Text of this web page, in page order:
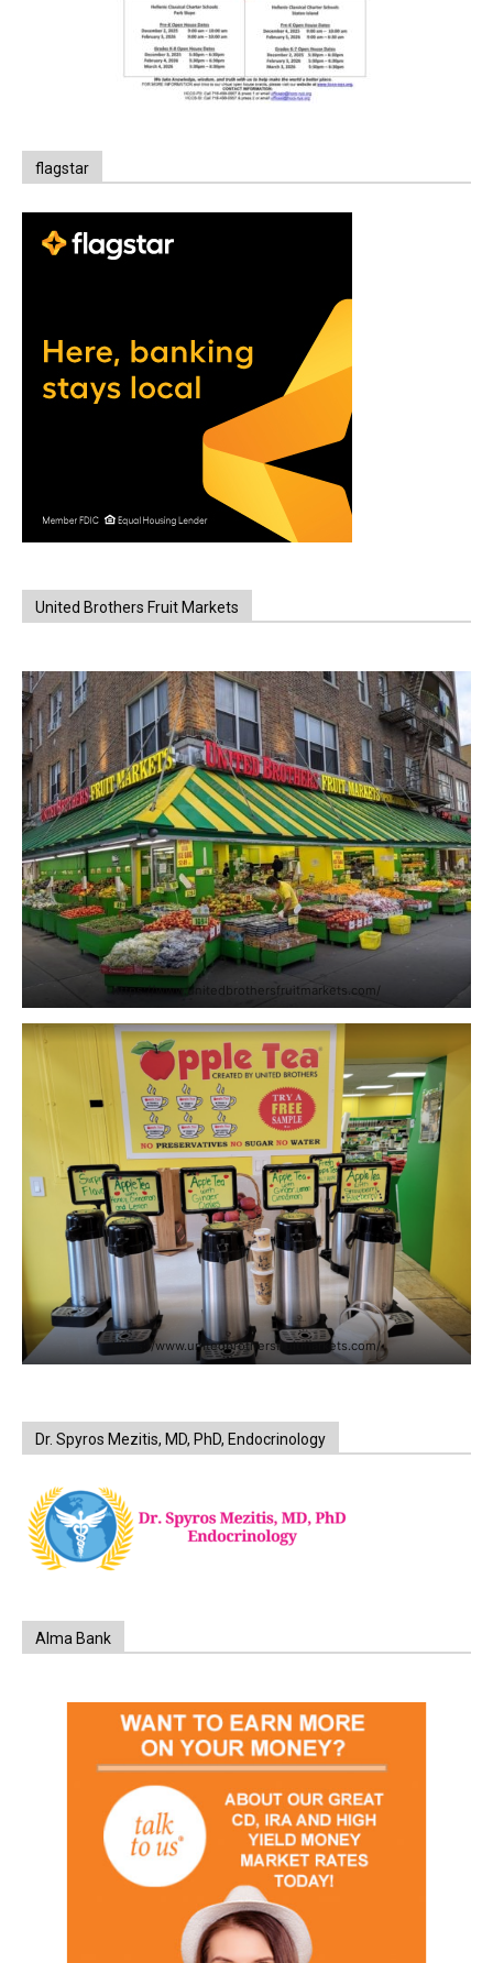
flagstar
United Brothers Fruit Markets
https://www.unitedbrothersfruitmarkets.com/
https://www.unitedbrothersfruitmarkets.com/
Dr. Spyros Mezitis, MD, PhD, Endocrinology
Alma Bank